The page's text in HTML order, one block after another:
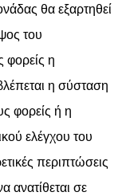
θα εξαρτηθεί
του
φορείς η
η σύσταση
φορείς ή η
ελέγχου του
περιπτώσεις
ανατίθεται σε